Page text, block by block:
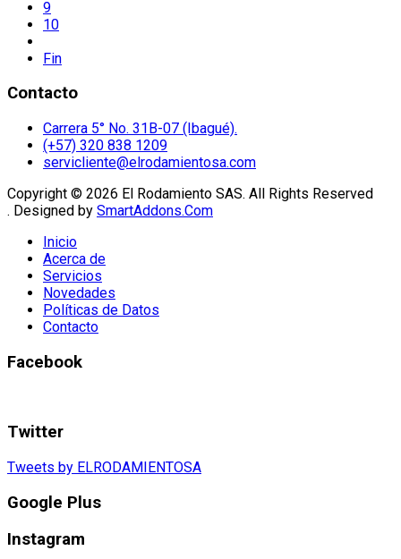
9
10
Fin
Contacto
Carrera 5° No. 31B-07 (Ibagué).
(+57) 320 838 1209
servicliente@elrodamientosa.com
Copyright © 2026 El Rodamiento SAS. All Rights Reserved
. Designed by SmartAddons.Com
Inicio
Acerca de
Servicios
Novedades
Políticas de Datos
Contacto
Facebook
Twitter
Tweets by ELRODAMIENTOSA
Google Plus
Instagram